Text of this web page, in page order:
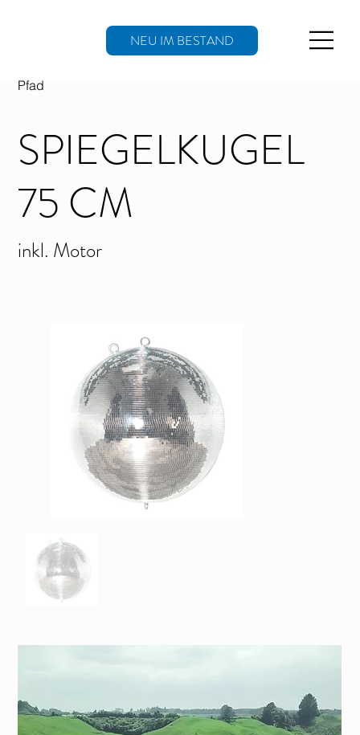
NEU IM BESTAND
SPIEGELKUGEL
75 CM
inkl. Motor
Pfad